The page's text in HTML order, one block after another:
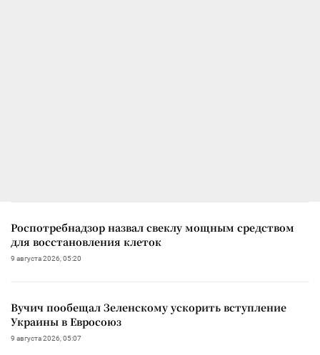
Роспотребнадзор назвал свеклу мощным средством
для восстановления клеток
9 августа 2026, 05:20
Вучич пообещал Зеленскому ускорить вступление
Украины в Евросоюз
9 августа 2026, 05:07